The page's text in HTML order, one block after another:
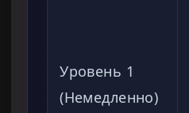
Уровень 1
(Немедленно)